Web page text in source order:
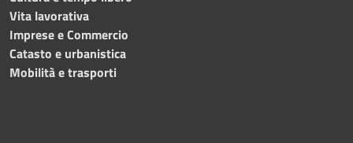
Vita lavorativa
Imprese e Commercio
Catasto e urbanistica
Mobilità e trasporti